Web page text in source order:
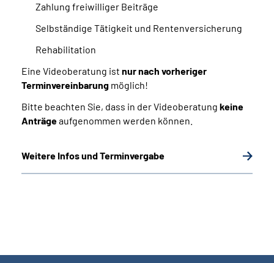
Zahlung freiwilliger Beiträge
Selbständige Tätigkeit und Rentenversicherung
Rehabilitation
Eine Video­beratung ist nur nach vorheriger
Terminvereinbarung möglich!
Bitte beachten Sie, dass in der Video­beratung keine
Anträgeaufgenommen werden können.
Weitere Infos und Terminvergabe